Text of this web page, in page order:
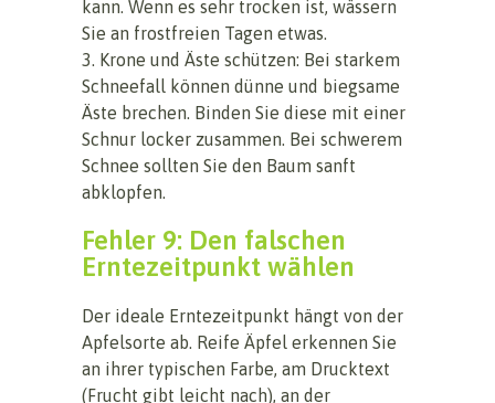
kann. Wenn es sehr trocken ist, wässern
Sie an frostfreien Tagen etwas.
3. Krone und Äste schützen: Bei starkem
Schneefall können dünne und biegsame
Äste brechen. Binden Sie diese mit einer
Schnur locker zusammen. Bei schwerem
Schnee sollten Sie den Baum sanft
abklopfen.
Fehler 9: Den falschen
Erntezeitpunkt wählen
Der ideale Erntezeitpunkt hängt von der
Apfelsorte ab. Reife Äpfel erkennen Sie
an ihrer typischen Farbe, am Drucktext
(Frucht gibt leicht nach), an der